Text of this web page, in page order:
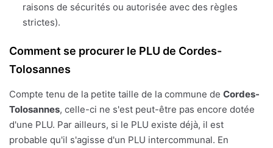
raisons de sécurités ou autorisée avec des règles
strictes).
Comment se procurer le PLU de Cordes-
Tolosannes
Compte tenu de la petite taille de la commune de Cordes-
Tolosannes, celle-ci ne s'est peut-être pas encore dotée
d'une PLU. Par ailleurs, si le PLU existe déjà, il est
probable qu'il s'agisse d'un PLU intercommunal. En